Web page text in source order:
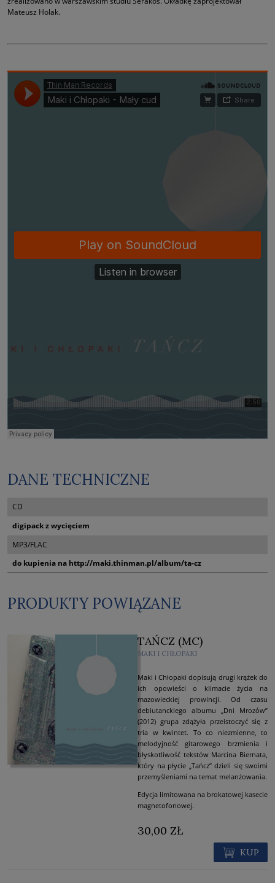
Mateusz Holak.
DANE TECHNICZNE
CD
digipack z wycięciem
MP3/FLAC
do kupienia na http://maki.thinman.pl/album/ta-cz
PRODUKTY POWIĄZANE
TAŃCZ (MC)
MAKI I CHŁOPAKI
Maki i Chłopaki dopisują drugi krążek do
ich opowieści o klimacie życia na
mazowieckiej prowincji. Od czasu
debiutanckiego albumu „Dni Mrozów”
(2012) grupa zdążyła przeistoczyć się z
tria w kwintet. To co niezmienne, to
melodyjność gitarowego brzmienia i
błyskotliwość tekstów Marcina Biernata,
który na płycie „Tańcz” dzieli się swoimi
przemyśleniami na temat melanżowania.
Edycja limitowana na brokatowej kasecie
magnetofonowej.
30,00 ZŁ
KUP